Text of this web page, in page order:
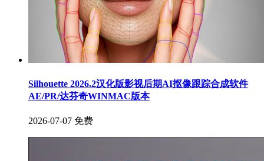
Silhouette 2026.2汉化版影视后期AI抠像跟踪合成软件
AE/PR/达芬奇WINMAC版本
2026-07-07 免费